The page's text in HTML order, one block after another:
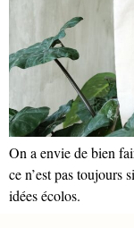
On a envie de bien
ce n’est pas toujours
idées écolos.